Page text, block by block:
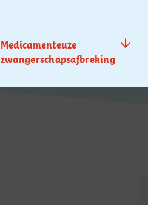
Medicamenteuze
zwangerschapsafbreking